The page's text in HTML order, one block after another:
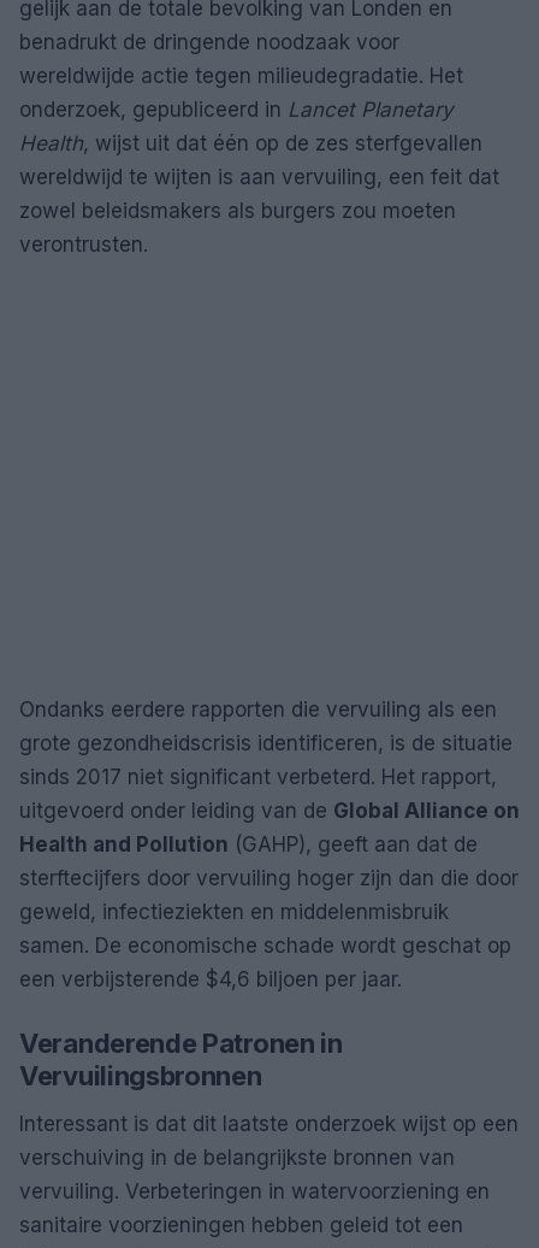
gelijk aan de totale bevolking van Londen en
benadrukt de dringende noodzaak voor
wereldwijde actie tegen milieudegradatie. Het
onderzoek, gepubliceerd in Lancet Planetary
Health, wijst uit dat één op de zes sterfgevallen
wereldwijd te wijten is aan vervuiling, een feit dat
zowel beleidsmakers als burgers zou moeten
verontrusten.
Ondanks eerdere rapporten die vervuiling als een
grote gezondheidscrisis identificeren, is de situatie
sinds 2017 niet significant verbeterd. Het rapport,
uitgevoerd onder leiding van de Global Alliance on
Health and Pollution (GAHP), geeft aan dat de
sterftecijfers door vervuiling hoger zijn dan die door
geweld, infectieziekten en middelenmisbruik
samen. De economische schade wordt geschat op
een verbijsterende $4,6 biljoen per jaar.
Veranderende Patronen in
Vervuilingsbronnen
Interessant is dat dit laatste onderzoek wijst op een
verschuiving in de belangrijkste bronnen van
vervuiling. Verbeteringen in watervoorziening en
sanitaire voorzieningen hebben geleid tot een